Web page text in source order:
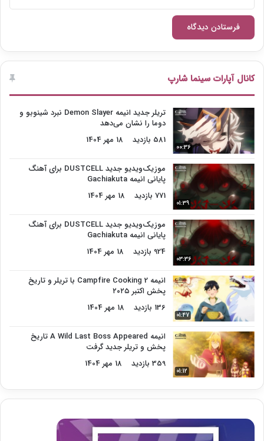
کانال آپارات سینما شارپ
00:36
تریلر جدید انیمه Demon Slayer نبرد شینوبو و
دوما را نشان می‌دهد
581 بازدید
18 مهر 1404
01:39
موزیک‌ویدیو جدید DUSTCELL برای آهنگ
پایانی انیمه Gachiakuta
771 بازدید
18 مهر 1404
03:36
موزیک‌ویدیو جدید DUSTCELL برای آهنگ
پایانی انیمه Gachiakuta
924 بازدید
18 مهر 1404
01:47
انیمه Campfire Cooking 2 با تریلر و تاریخ
پخش اکتبر ۲۰۲۵
136 بازدید
18 مهر 1404
01:12
انیمه A Wild Last Boss Appeared تاریخ
پخش و تریلر جدید گرفت
359 بازدید
18 مهر 1404